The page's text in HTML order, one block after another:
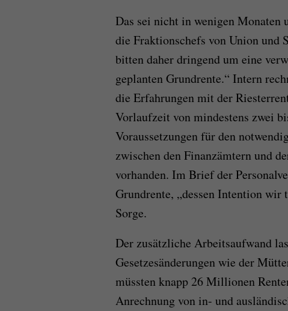
Das sei nicht in wenigen Monaten
die Fraktionschefs von Union und
bitten daher dringend um eine
geplanten Grundrente.“ Intern
die Erfahrungen mit der
Vorlaufzeit von mindestens zwei
Voraussetzungen für den
zwischen den Finanzämtern und
vorhanden. Im Brief der
Grundrente, „dessen Intention
Sorge.
Der zusätzliche Arbeitsaufwand
Gesetzesänderungen wie der
müssten knapp 26 Millionen
Anrechnung von in- und